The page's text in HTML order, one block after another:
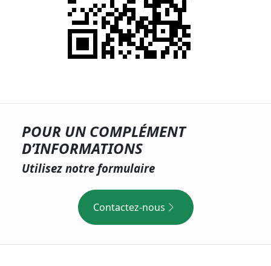
POUR UN COMPLÉMENT
D’INFORMATIONS
Utilisez notre formulaire
Contactez-nous